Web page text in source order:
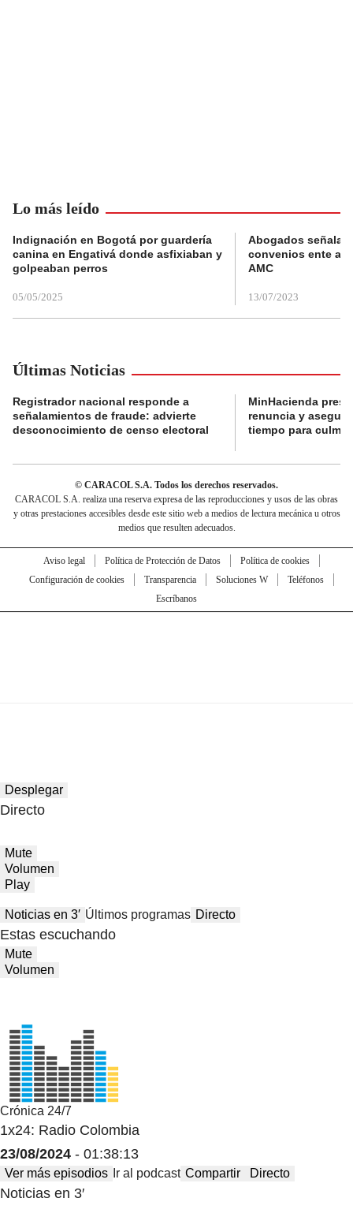
Lo más leído
Indignación en Bogotá por guardería
canina en Engativá donde asfixiaban y
golpeaban perros
05/05/2025
Abogados
convenios ente
AMC
13/07/2023
Últimas Noticias
Registrador nacional responde a
señalamientos de fraude: advierte
desconocimiento de censo electoral
MinHacienda
renuncia y
tiempo para
© CARACOL S.A. Todos los derechos reservados.
CARACOL S.A. realiza una reserva expresa de las reproducciones y usos de las obras
y otras prestaciones accesibles desde este sitio web a medios de lectura mecánica u otros
medios que resulten adecuados.
Aviso legal Política de Protección de Datos
Política de cookies
Configuración de cookies
Transparencia Soluciones W
Teléfonos
Escríbanos
Desplegar
Directo
Mute
Volumen
Play
Noticias en 3′ Últimos programas Directo
Estas escuchando
Mute
Volumen
Crónica 24/7
1x24: Radio Colombia
23/08/2024 - 01:38:13
Ver más episodios Ir al podcast Compartir Directo
Noticias en 3′